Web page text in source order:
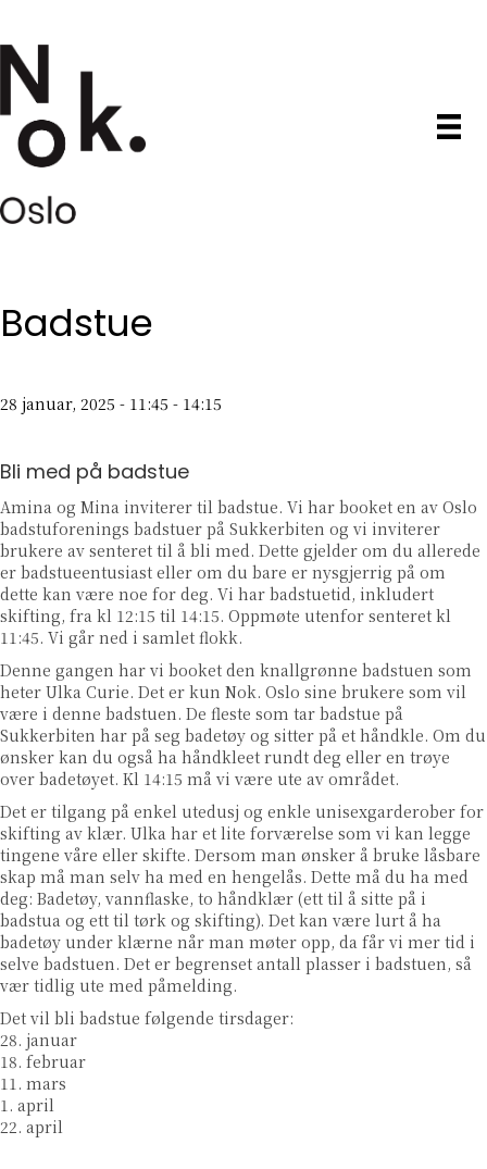
Badstue
28 januar, 2025 - 11:45 - 14:15
Bli med på badstue
Amina og Mina inviterer til badstue. Vi har booket en av Oslo
badstuforenings badstuer på Sukkerbiten og vi inviterer
brukere av senteret til å bli med. Dette gjelder om du allerede
er badstueentusiast eller om du bare er nysgjerrig på om
dette kan være noe for deg. Vi har badstuetid, inkludert
skifting, fra kl 12:15 til 14:15. Oppmøte utenfor senteret kl
11:45. Vi går ned i samlet flokk.
Denne gangen har vi booket den knallgrønne badstuen som
heter Ulka Curie. Det er kun Nok. Oslo sine brukere som vil
være i denne badstuen. De fleste som tar badstue på
Sukkerbiten har på seg badetøy og sitter på et håndkle. Om du
ønsker kan du også ha håndkleet rundt deg eller en trøye
over badetøyet. Kl 14:15 må vi være ute av området.
Det er tilgang på enkel utedusj og enkle unisexgarderober for
skifting av klær. Ulka har et lite forværelse som vi kan legge
tingene våre eller skifte. Dersom man ønsker å bruke låsbare
skap må man selv ha med en hengelås. Dette må du ha med
deg: Badetøy, vannflaske, to håndklær (ett til å sitte på i
badstua og ett til tørk og skifting). Det kan være lurt å ha
badetøy under klærne når man møter opp, da får vi mer tid i
selve badstuen. Det er begrenset antall plasser i badstuen, så
vær tidlig ute med påmelding.
Det vil bli badstue følgende tirsdager:
28. januar
18. februar
11. mars
1. april
22. april